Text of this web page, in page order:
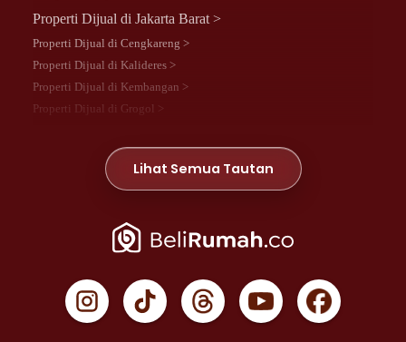
Properti Dijual di Jakarta Barat >
Properti Dijual di Cengkareng >
Properti Dijual di Kalideres >
Properti Dijual di Kembangan >
Properti Dijual di Grogol >
Properti Dijual di Meruya >
Properti Dijual di Jelambar >
Properti Dijual di Jakarta Pusat >
Properti Dijual di Cempaka Putih >
Properti Dijual di Johar Baru >
Properti Dijual di Kemayoran >
Lihat Semua Tautan